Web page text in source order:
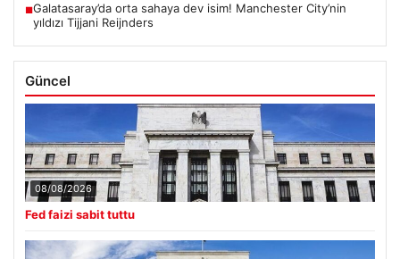
■Galatasaray’da orta sahaya dev isim! Manchester City’nin
yıldızı Tijjani Reijnders
Güncel
08/08/2026
Fed faizi sabit tuttu